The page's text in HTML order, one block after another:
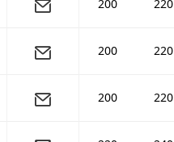
200 220
200 220
200 220